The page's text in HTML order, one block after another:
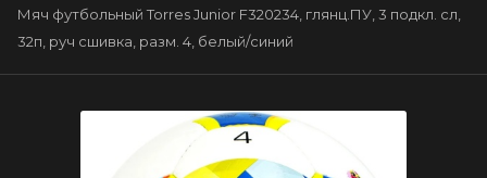
Мяч футбольный Torres Junior F320234, глянц.ПУ, 3 подкл. сл,
32п, руч сшивка, разм. 4, белый/синий